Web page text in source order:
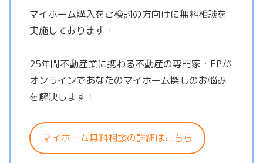
マイホーム購入をご検討の方向けに無料相談を
実施しております！
25年間不動産業に携わる不動産の専門家・FPが
オンラインであなたのマイホーム探しのお悩み
を解決します！
マイホーム無料相談の詳細はこちら